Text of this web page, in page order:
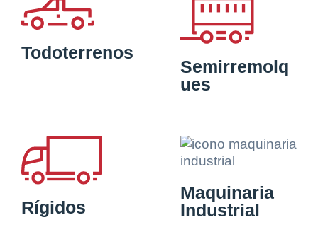
Todoterrenos
Semirremolq
ues
Rígidos
Maquinaria
Industrial